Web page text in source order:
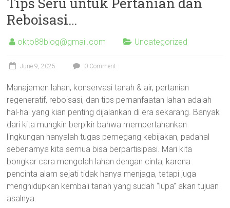
Reboisasi…
okto88blog@gmail.com Uncategorized
June 9, 2025 0 Comment
Manajemen lahan, konservasi tanah & air, pertanian
regeneratif, reboisasi, dan tips pemanfaatan lahan adalah
hal-hal yang kian penting dijalankan di era sekarang. Banyak
dari kita mungkin berpikir bahwa mempertahankan
lingkungan hanyalah tugas pemegang kebijakan, padahal
sebenarnya kita semua bisa berpartisipasi. Mari kita
bongkar cara mengolah lahan dengan cinta, karena
pencinta alam sejati tidak hanya menjaga, tetapi juga
menghidupkan kembali tanah yang sudah “lupa” akan tujuan
asalnya.